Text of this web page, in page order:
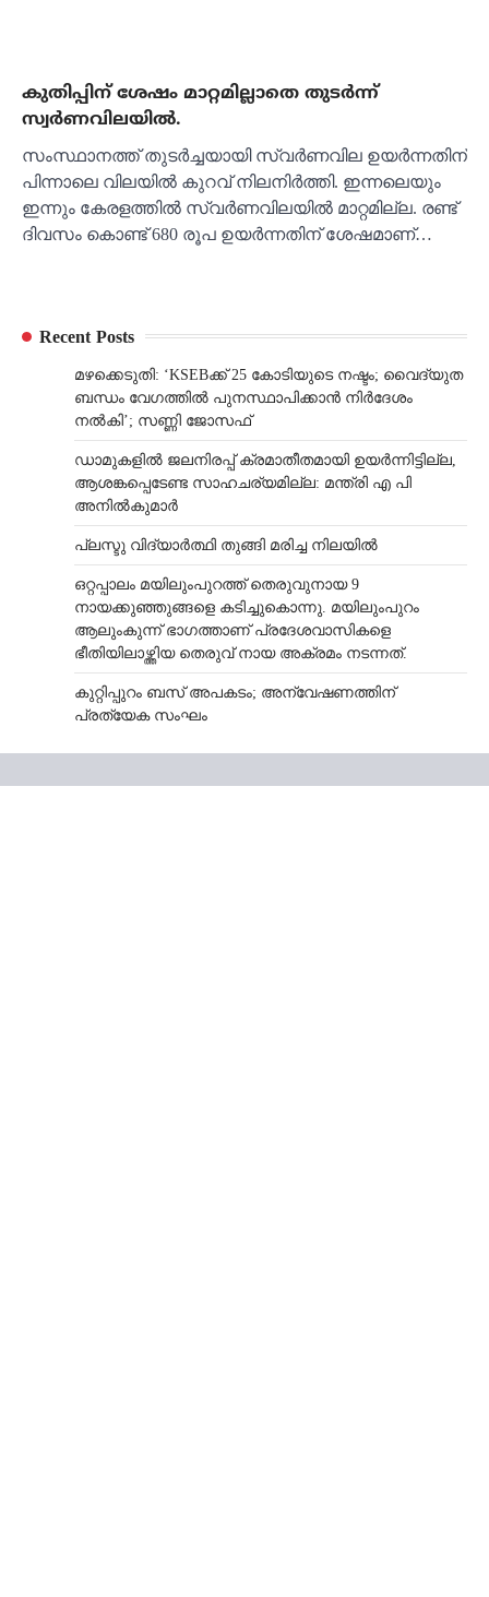
കുതിപ്പിന് ശേഷം മാറ്റമില്ലാതെ തുടര്‍ന്ന്
സ്വര്‍ണവിലയില്‍.
സംസ്ഥാനത്ത് തുടര്‍ച്ചയായി സ്വര്‍ണവില ഉയര്‍ന്നതിന്
പിന്നാലെ വിലയില്‍ കുറവ് നിലനിര്‍ത്തി. ഇന്നലെയും
ഇന്നും കേരളത്തില്‍ സ്വര്‍ണവിലയില്‍ മാറ്റമില്ല. രണ്ട്
ദിവസം കൊണ്ട് 680 രൂപ ഉയര്‍ന്നതിന് ശേഷമാണ്…
Recent Posts
മഴക്കെടുതി: ‘KSEBക്ക് 25 കോടിയുടെ നഷ്ടം; വൈദ്യുത
ബന്ധം വേഗത്തിൽ പുനസ്ഥാപിക്കാൻ നിർ​ദേശം
നൽകി’; സണ്ണി ജോസഫ്
ഡാമുകളില്‍ ജലനിരപ്പ് ക്രമാതീതമായി ഉയര്‍ന്നിട്ടില്ല,
ആശങ്കപ്പെടേണ്ട സാഹചര്യമില്ല: മന്ത്രി എ പി
അനില്‍കുമാര്‍
പ്ലസ്ടു വിദ്യാർത്ഥി തുങ്ങി മരിച്ച നിലയിൽ
ഒറ്റപ്പാലം മയിലുംപുറത്ത് തെരുവുനായ 9
നായക്കുഞ്ഞുങ്ങളെ കടിച്ചുകൊന്നു. മയിലുംപുറം
ആലുംകുന്ന് ഭാഗത്താണ് പ്രദേശവാസികളെ
ഭീതിയിലാഴ്ത്തിയ തെരുവ് നായ അക്രമം നടന്നത്.
കുറ്റിപ്പുറം ബസ് അപകടം; അന്വേഷണത്തിന്
പ്രത്യേക സംഘം